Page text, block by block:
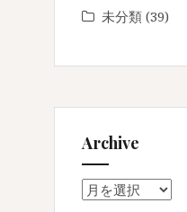
未分類 (39)
Archive
Archive